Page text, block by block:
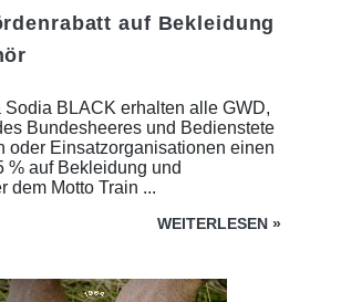
auf Bekleidung
Sodia BLACK erhalten alle GWD,
Bundesheeres und Bedienstete
oder Einsatzorganisationen einen
% auf Bekleidung und
dem Motto Train ...
WEITERLESEN »